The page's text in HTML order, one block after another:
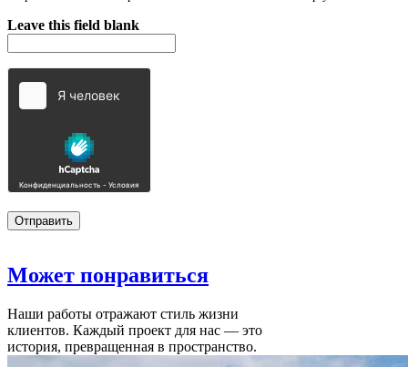
Leave this field blank
Может понравиться
Наши работы отражают стиль жизни
клиентов. Каждый проект для нас — это
история, превращенная в пространство.